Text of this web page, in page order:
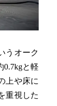
うオーク
と軽
上や床に
重視した